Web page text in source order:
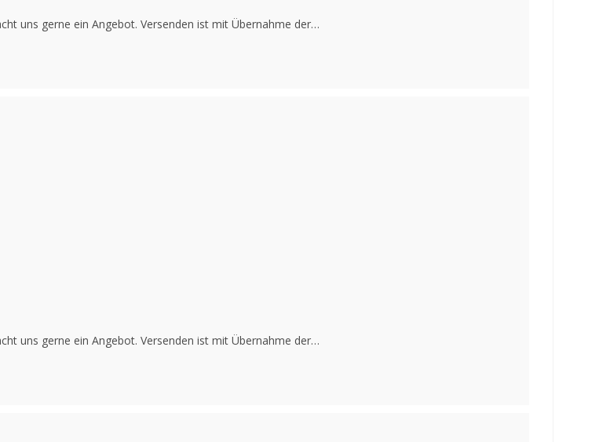
uns gerne ein Angebot. Versenden ist mit Übernahme der…
uns gerne ein Angebot. Versenden ist mit Übernahme der…